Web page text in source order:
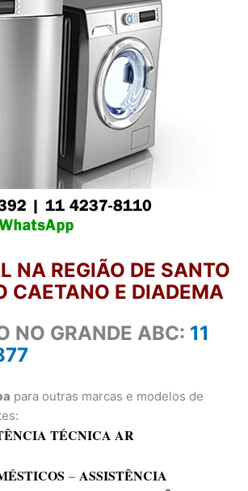
NA REGIÃO DE SANTO
CAETANO E DIADEMA
NO GRANDE ABC: 11
para outras marcas e modelos de
TÉCNICA AR
–ASSISTÊNCIA